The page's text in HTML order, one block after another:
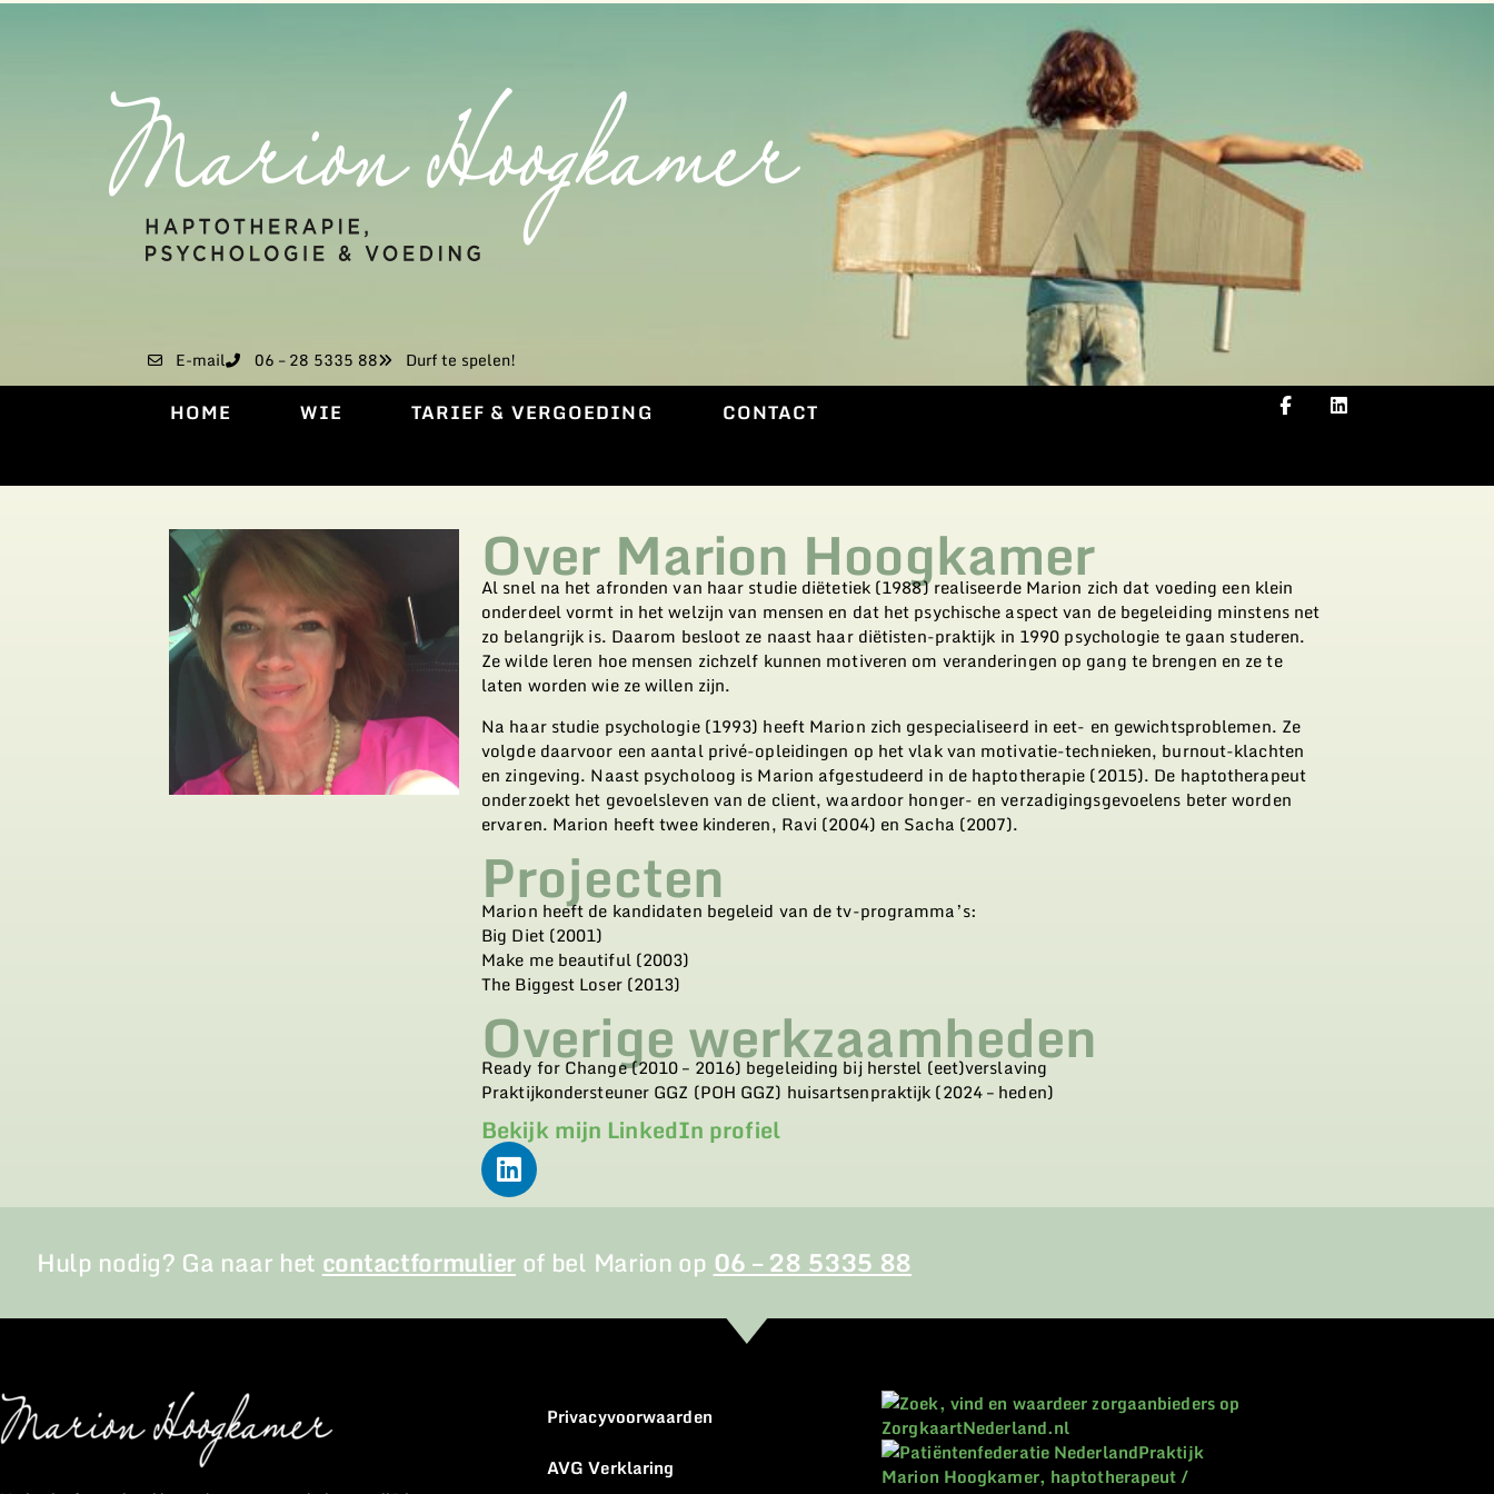
E-mail 06 – 28 5335 88 Durf te spelen!
HOME WIE TARIEF & VERGOEDING CONTACT
Over Marion Hoogkamer
Al snel na het afronden van haar studie diëtetiek (1988) realiseerde Marion zich dat voeding een klein
onderdeel vormt in het welzijn van mensen en dat het psychische aspect van de begeleiding minstens net
zo belangrijk is. Daarom besloot ze naast haar diëtisten-praktijk in 1990 psychologie te gaan studeren.
Ze wilde leren hoe mensen zichzelf kunnen motiveren om veranderingen op gang te brengen en ze te
laten worden wie ze willen zijn.
Na haar studie psychologie (1993) heeft Marion zich gespecialiseerd in eet- en gewichtsproblemen. Ze
volgde daarvoor een aantal privé-opleidingen op het vlak van motivatie-technieken, burnout-klachten
en zingeving. Naast psycholoog is Marion afgestudeerd in de haptotherapie (2015). De haptotherapeut
onderzoekt het gevoelsleven van de client, waardoor honger- en verzadigingsgevoelens beter worden
ervaren. Marion heeft twee kinderen, Ravi (2004) en Sacha (2007).
Projecten
Marion heeft de kandidaten begeleid van de tv-programma’s:
Big Diet (2001)
Make me beautiful (2003)
The Biggest Loser (2013)
Overige werkzaamheden
Ready for Change (2010 – 2016) begeleiding bij herstel (eet)verslaving
Praktijkondersteuner GGZ (POH GGZ) huisartsenpraktijk (2024 – heden)
Bekijk mijn LinkedIn profiel
Hulp nodig? Ga naar het contactformulierof bel Marion op 06 – 28 5335 88
Privacyvoorwaarden
AVG Verklaring
Praktijk
Marion Hoogkamer, haptotherapeut /